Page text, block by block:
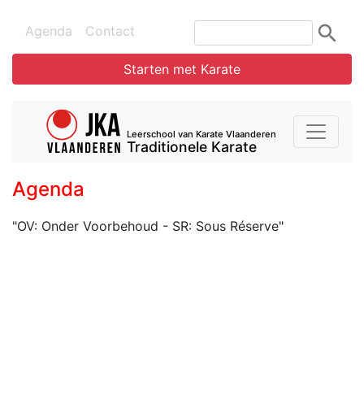
Agenda Contact
Starten met Karate
Leerschool van Karate Vlaanderen
Traditionele Karate
Agenda
"OV: Onder Voorbehoud - SR: Sous Réserve"